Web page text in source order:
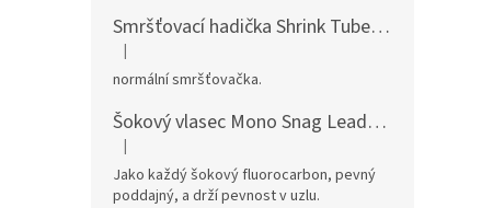
Smršťovací hadička Shrink Tubepro dokonalé
Hodnocení produktu je 5 z 5 hvězdiček.
|
normální smršťovačka.
Šokový vlasec Mono Snag Leader
Hodnocení produktu je 5 z 5 hvězdiček.
|
Jako každý šokový fluorocarbon, pevný
poddajný, a drží pevnost v uzlu.